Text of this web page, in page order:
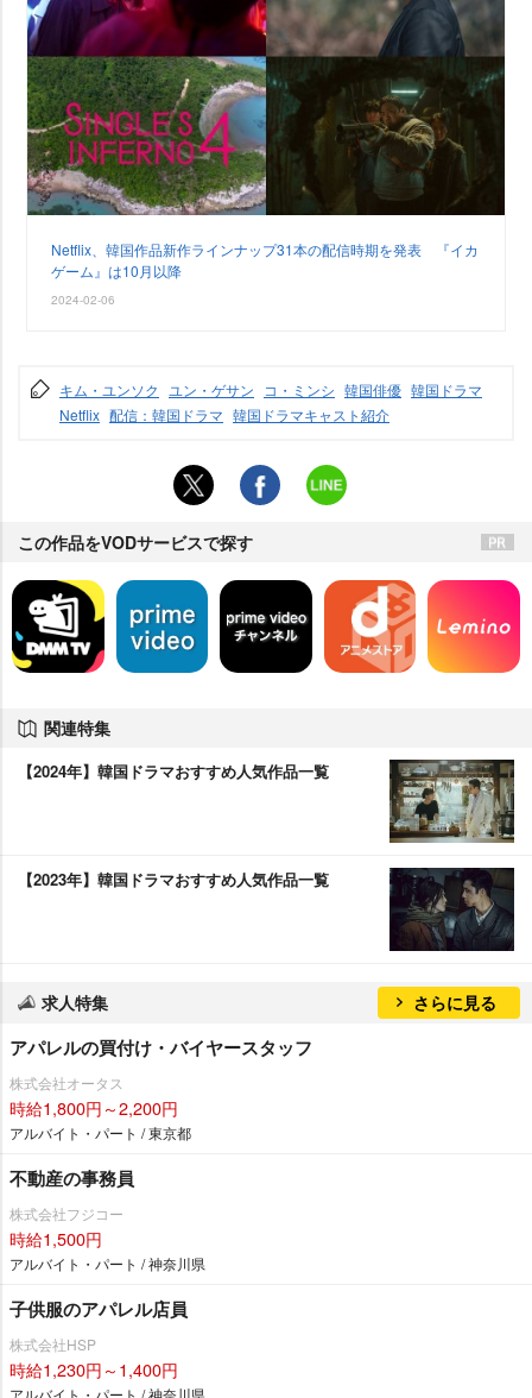
Netflix、韓国作品新作ラインナップ31本の配信時期を発表 『イカ
ゲーム』は10月以降
2024-02-06
キム・ユンソク ユン・ゲサン コ・ミンシ 韓国俳優 韓国ドラマ
Netflix 配信：韓国ドラマ 韓国ドラマキャスト紹介
この作品をVODサービスで探す
関連特集
【2024年】韓国ドラマおすすめ人気作品一覧
【2023年】韓国ドラマおすすめ人気作品一覧
求人特集 さらに見る
アパレルの買付け・バイヤースタッフ
株式会社オータス
時給1,800円～2,200円
アルバイト・パート / 東京都
不動産の事務員
株式会社フジコー
時給1,500円
アルバイト・パート / 神奈川県
子供服のアパレル店員
株式会社HSP
時給1,230円～1,400円
アルバイト・パート / 神奈川県